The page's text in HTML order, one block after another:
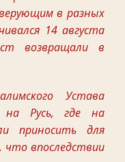
в разных
14 августа
возвращали в
Устава
Русь, где на
приносить для
что впоследствии